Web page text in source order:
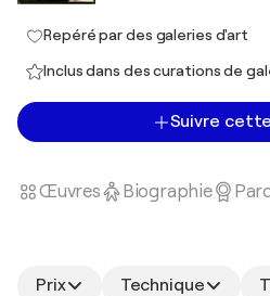
Repéré par des galeries d'art
Inclus dans des curations de
Suivre
Œuvres Biographie
Prix Technique